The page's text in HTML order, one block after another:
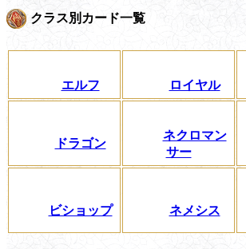
クラス別カード一覧
エルフ ロイヤル
ドラゴン
ネクロマン
サー
ビショップ ネメシス